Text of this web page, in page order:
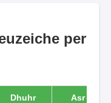
per
Dhuhr Asr